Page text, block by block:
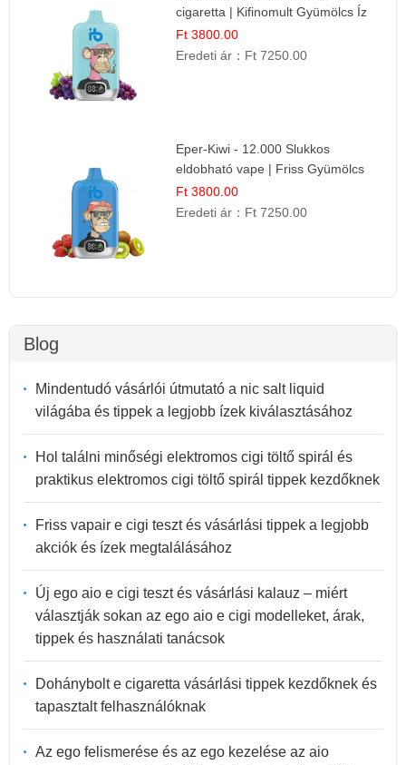
cigaretta | Kifinomult Gyümölcs Íz
Ft 3800.00
Eredeti ár： Ft 7250.00
Eper-Kiwi - 12.000 Slukkos
eldobható vape | Friss Gyümölcs
Kombináció
Ft 3800.00
Eredeti ár： Ft 7250.00
Blog
Mindentudó vásárlói útmutató a nic salt liquid
világába és tippek a legjobb ízek kiválasztásához
Hol találni minőségi elektromos cigi töltő spirál és
praktikus elektromos cigi töltő spirál tippek kezdőknek
Friss vapair e cigi teszt és vásárlási tippek a legjobb
akciók és ízek megtalálásához
Új ego aio e cigi teszt és vásárlási kalauz – miért
választják sokan az ego aio e cigi modelleket, árak,
tippek és használati tanácsok
Dohánybolt e cigaretta vásárlási tippek kezdőknek és
tapasztalt felhasználóknak
Az ego felismerése és az ego kezelése az aio